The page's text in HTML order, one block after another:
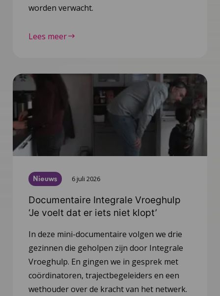
worden verwacht.
Lees meer
Nieuws 6 juli 2026
Documentaire Integrale Vroeghulp
‘Je voelt dat er iets niet klopt’
In deze mini-documentaire volgen we drie
gezinnen die geholpen zijn door Integrale
Vroeghulp. En gingen we in gesprek met
coördinatoren, trajectbegeleiders en een
wethouder over de kracht van het netwerk.